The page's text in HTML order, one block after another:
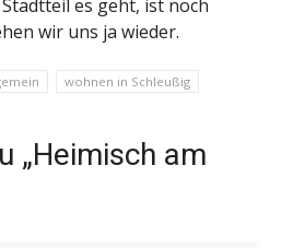
es geht, ist noch
wir uns ja wieder.
wohnen in Schleußig
„Heimisch am